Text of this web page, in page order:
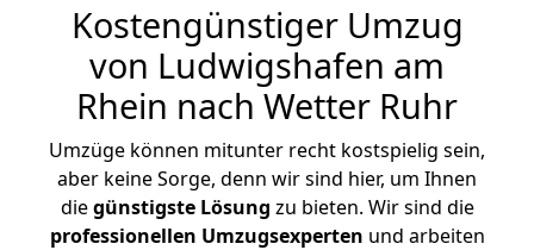
Kostengünstiger Umzug
von Ludwigshafen am
Rhein nach Wetter Ruhr
Umzüge können mitunter recht kostspielig sein,
aber keine Sorge, denn wir sind hier, um Ihnen
diegünstigste Lösung zu bieten. Wir sind die
professionellen Umzugsexperten und arbeiten